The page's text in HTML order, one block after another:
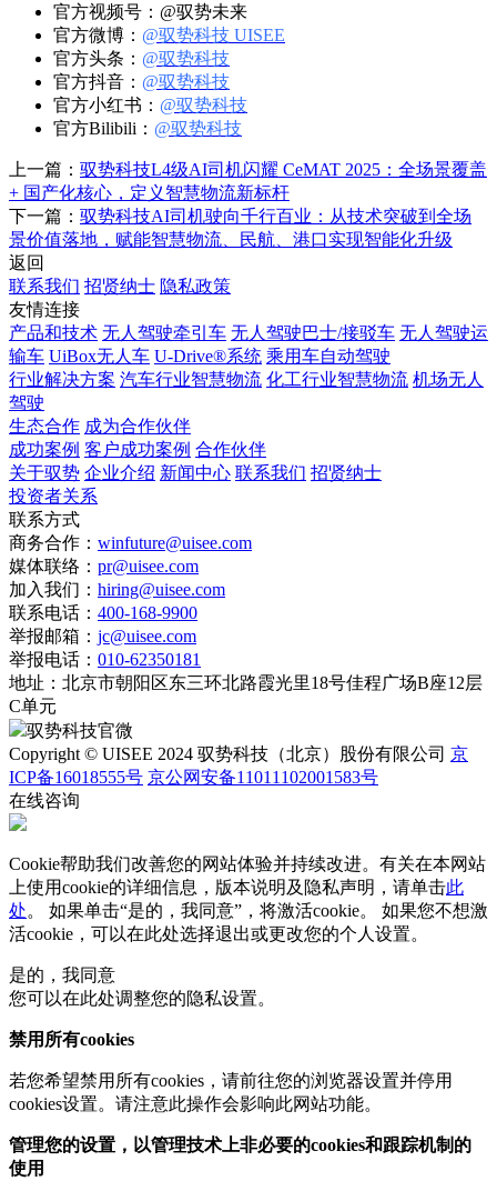
官方视频号：@驭势未来
官方微博： @驭势科技 UISEE
官方头条： @驭势科技
官方抖音： @驭势科技
官方小红书： @驭势科技
官方Bilibili： @驭势科技
上一篇： 驭势科技L4级AI司机闪耀 CeMAT 2025：全场景覆盖
+ 国产化核心，定义智慧物流新标杆
下一篇： 驭势科技AI司机驶向千行百业：从技术突破到全场
景价值落地，赋能智慧物流、民航、港口实现智能化升级
返回
联系我们 招贤纳士 隐私政策
友情连接
产品和技术 无人驾驶牵引车 无人驾驶巴士/接驳车 无人驾驶运
输车 UiBox无人车 U-Drive®系统 乘用车自动驾驶
行业解决方案 汽车行业智慧物流 化工行业智慧物流 机场无人
驾驶
生态合作 成为合作伙伴
成功案例 客户成功案例 合作伙伴
关于驭势 企业介绍 新闻中心 联系我们 招贤纳士
投资者关系
联系方式
商务合作： winfuture@uisee.com
媒体联络： pr@uisee.com
加入我们： hiring@uisee.com
联系电话： 400-168-9900
举报邮箱： jc@uisee.com
举报电话： 010-62350181
地址： 北京市朝阳区东三环北路霞光里18号佳程广场B座12层
C单元
驭势科技官微
Copyright © UISEE 2024 驭势科技（北京）股份有限公司 京
ICP备16018555号 京公网安备11011102001583号
在线咨询
Cookie帮助我们改善您的网站体验并持续改进。有关在本网站
上使用cookie的详细信息，版本说明及隐私声明，请单击此
处。 如果单击“是的，我同意”，将激活cookie。 如果您不想激
活cookie，可以在此处选择退出或更改您的个人设置。
是的，我同意
您可以在此处调整您的隐私设置。
禁用所有cookies
若您希望禁用所有cookies，请前往您的浏览器设置并停用
cookies设置。请注意此操作会影响此网站功能。
管理您的设置，以管理技术上非必要的cookies和跟踪机制的
使用